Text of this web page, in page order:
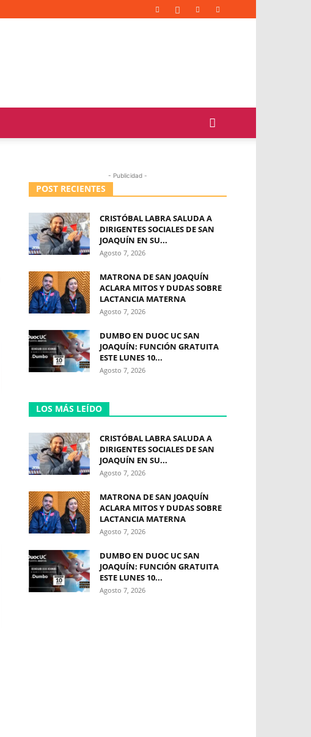
- Publicidad -
POST RECIENTES
CRISTÓBAL LABRA SALUDA A
DIRIGENTES SOCIALES DE SAN
JOAQUÍN EN SU...
Agosto 7, 2026
MATRONA DE SAN JOAQUÍN
ACLARA MITOS Y DUDAS SOBRE
LACTANCIA MATERNA
Agosto 7, 2026
DUMBO EN DUOC UC SAN
JOAQUÍN: FUNCIÓN GRATUITA
ESTE LUNES 10...
Agosto 7, 2026
LOS MÁS LEÍDO
CRISTÓBAL LABRA SALUDA A
DIRIGENTES SOCIALES DE SAN
JOAQUÍN EN SU...
Agosto 7, 2026
MATRONA DE SAN JOAQUÍN
ACLARA MITOS Y DUDAS SOBRE
LACTANCIA MATERNA
Agosto 7, 2026
DUMBO EN DUOC UC SAN
JOAQUÍN: FUNCIÓN GRATUITA
ESTE LUNES 10...
Agosto 7, 2026